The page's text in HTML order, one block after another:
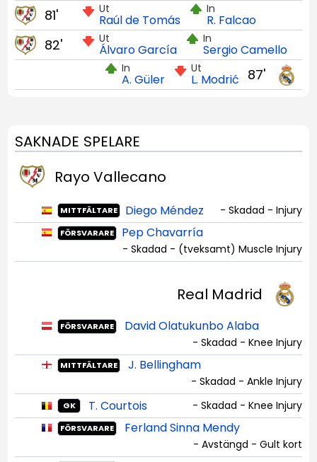
Ut
Raúl de Tomás
In
R. Falcao
81'
Ut
Álvaro García
In
Sergio Camello
82'
87'
Ut
L. Modrić
In
A. Güler
SAKNADE SPELARE
Rayo Vallecano
MITTFÄLTARE Diego Méndez - Skadad - Injury
FÖRSVARARE Pep Chavarría
- Skadad - (tveksamt) Muscle Injury
Real Madrid
FÖRSVARARE David Olatukunbo Alaba
- Skadad - Knee Injury
MITTFÄLTARE J. Bellingham
- Skadad - Ankle Injury
GK T. Courtois - Skadad - Knee Injury
FÖRSVARARE Ferland Sinna Mendy
- Avstängd - Gult kort